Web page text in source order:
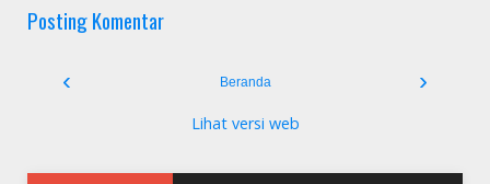
Posting Komentar
‹ ›
Beranda
Lihat versi web